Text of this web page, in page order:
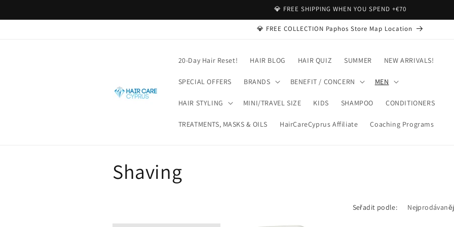
💎 FREE SHIPPING WHEN YOU SPEND +€70
💎 FREE COLLECTION Paphos Store Map Location
20-Day Hair Reset! HAIR BLOG HAIR QUIZ SUMMER NEW ARRIVALS!
SPECIAL OFFERS BRANDS BENEFIT / CONCERN MEN
HAIR STYLING MINI/TRAVEL SIZE KIDS SHAMPOO CONDITIONERS
TREATMENTS, MASKS & OILS HairCareCyprus Affiliate Coaching Programs
K
Shaving
Seřadit podle: